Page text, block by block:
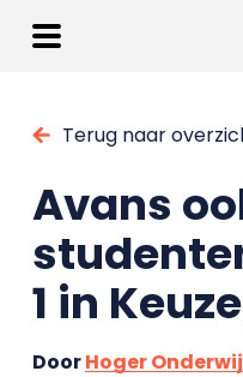
Terug naar
Avans
1 in
DoorHoger